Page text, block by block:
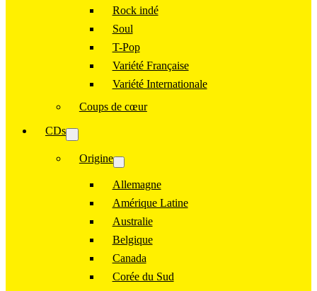
Rock indé
Soul
T-Pop
Variété Française
Variété Internationale
Coups de cœur
CDs
Origine
Allemagne
Amérique Latine
Australie
Belgique
Canada
Corée du Sud